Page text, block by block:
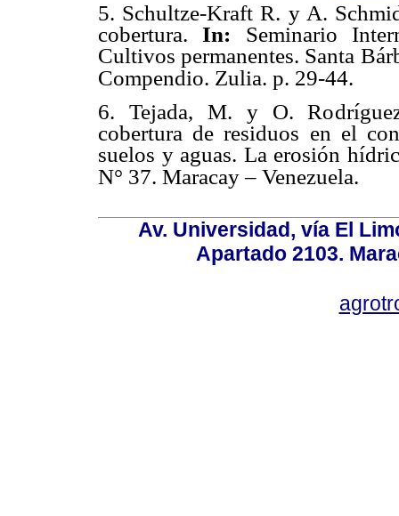
5. Schultze-Kraft R. y A.
cobertura.In: Seminario
Cultivos permanentes. Santa
Compendio. Zulia. p. 29-44.
6. Tejada, M. y O.
cobertura de residuos en el
suelos y aguas. La erosión
N° 37. Maracay – Venezuela.
Av. Universidad, vía El
Apartado 2103.